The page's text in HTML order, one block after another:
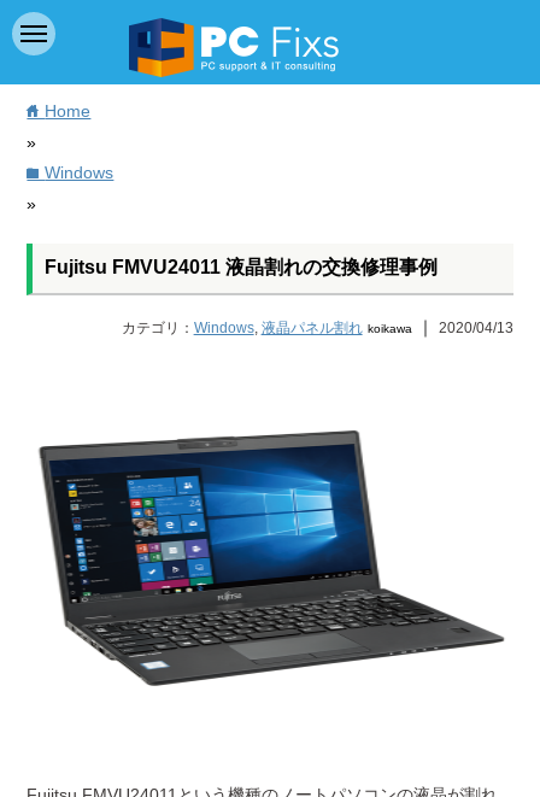
home Home
»
folderWindows
»
Fujitsu FMVU24011 液晶割れの交換修理事例
カテゴリ： Windows, 液晶パネル割れ koikawa ｜ 2020/04/13